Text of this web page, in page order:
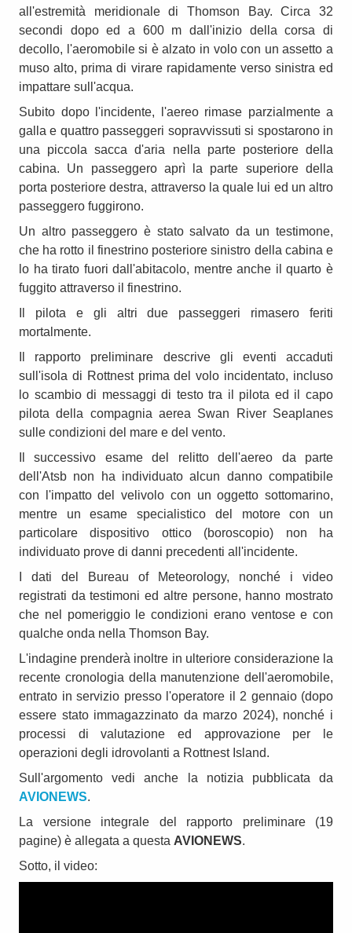
all'estremità meridionale di Thomson Bay. Circa 32
secondi dopo ed a 600 m dall'inizio della corsa di
decollo, l'aeromobile si è alzato in volo con un assetto a
muso alto, prima di virare rapidamente verso sinistra ed
impattare sull'acqua.
Subito dopo l'incidente, l'aereo rimase parzialmente a
galla e quattro passeggeri sopravvissuti si spostarono in
una piccola sacca d'aria nella parte posteriore della
cabina. Un passeggero aprì la parte superiore della
porta posteriore destra, attraverso la quale lui ed un altro
passeggero fuggirono.
Un altro passeggero è stato salvato da un testimone,
che ha rotto il finestrino posteriore sinistro della cabina e
lo ha tirato fuori dall'abitacolo, mentre anche il quarto è
fuggito attraverso il finestrino.
Il pilota e gli altri due passeggeri rimasero feriti
mortalmente.
Il rapporto preliminare descrive gli eventi accaduti
sull'isola di Rottnest prima del volo incidentato, incluso
lo scambio di messaggi di testo tra il pilota ed il capo
pilota della compagnia aerea Swan River Seaplanes
sulle condizioni del mare e del vento.
Il successivo esame del relitto dell'aereo da parte
dell'Atsb non ha individuato alcun danno compatibile
con l'impatto del velivolo con un oggetto sottomarino,
mentre un esame specialistico del motore con un
particolare dispositivo ottico (boroscopio) non ha
individuato prove di danni precedenti all'incidente.
I dati del Bureau of Meteorology, nonché i video
registrati da testimoni ed altre persone, hanno mostrato
che nel pomeriggio le condizioni erano ventose e con
qualche onda nella Thomson Bay.
L'indagine prenderà inoltre in ulteriore considerazione la
recente cronologia della manutenzione dell'aeromobile,
entrato in servizio presso l'operatore il 2 gennaio (dopo
essere stato immagazzinato da marzo 2024), nonché i
processi di valutazione ed approvazione per le
operazioni degli idrovolanti a Rottnest Island.
Sull'argomento vedi anche la notizia pubblicata da
AVIONEWS.
La versione integrale del rapporto preliminare (19
pagine) è allegata a questa AVIONEWS.
Sotto, il video: